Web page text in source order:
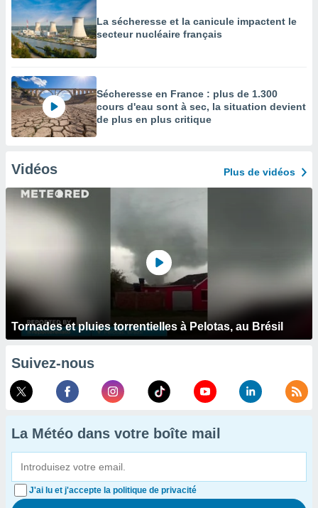
La sécheresse et la canicule impactent le
secteur nucléaire français
Sécheresse en France : plus de 1.300
cours d'eau sont à sec, la situation devient
de plus en plus critique
Vidéos Plus de vidéos
Tornades et pluies torrentielles à Pelotas, au Brésil
Suivez-nous
La Météo dans votre boîte mail
J'ai lu et j'accepte la politique de privacité